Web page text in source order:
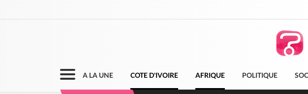
A LA UNE COTE D'IVOIRE AFRIQUE POLITIQUE